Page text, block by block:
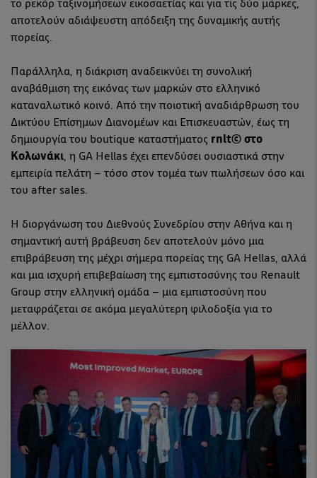
το ρεκόρ ταξινομήσεων εικοσαετίας και για τις δύο μάρκες,
αποτελούν αδιάψευστη απόδειξη της δυναμικής αυτής
πορείας.
Παράλληλα, η διάκριση αναδεικνύει τη συνολική
αναβάθμιση της εικόνας των μαρκών στο ελληνικό
καταναλωτικό κοινό. Από την ποιοτική αναδιάρθρωση του
Δικτύου Επίσημων Διανομέων και Επισκευαστών, έως τη
δημιουργία του boutique καταστήματος rnlt© στο
Κολωνάκι, η GA Hellas έχει επενδύσει ουσιαστικά στην
εμπειρία πελάτη – τόσο στον τομέα των πωλήσεων όσο και
του after sales.
Η διοργάνωση του Διεθνούς Συνεδρίου στην Αθήνα και η
σημαντική αυτή βράβευση δεν αποτελούν μόνο μια
επιβράβευση της μέχρι σήμερα πορείας της GA Hellas, αλλά
και μια ισχυρή επιβεβαίωση της εμπιστοσύνης του Renault
Group στην ελληνική ομάδα – μια εμπιστοσύνη που
μεταφράζεται σε ακόμα μεγαλύτερη φιλοδοξία για το
μέλλον.